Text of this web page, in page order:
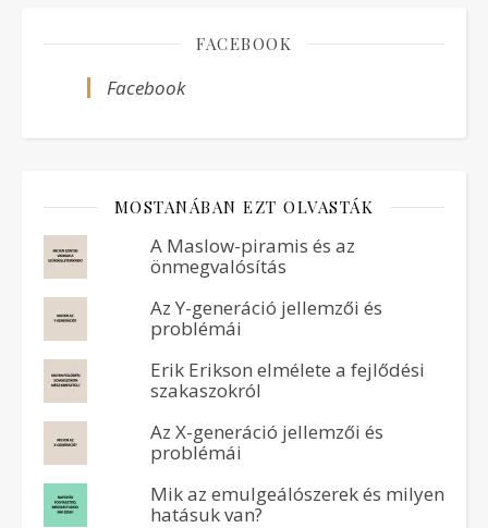
FACEBOOK
Facebook
MOSTANÁBAN EZT OLVASTÁK
A Maslow-piramis és az
önmegvalósítás
Az Y-generáció jellemzői és
problémái
Erik Erikson elmélete a fejlődési
szakaszokról
Az X-generáció jellemzői és
problémái
Mik az emulgeálószerek és milyen
hatásuk van?